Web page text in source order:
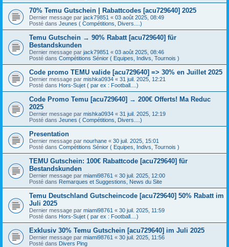
70% Temu Gutschein | Rabattcodes [acu729640] 2025
Dernier message par jack79851 « 03 août 2025, 08:49
Posté dans Jeunes ( Compétitions, Divers....)
Temu Gutschein → 90% Rabatt [acu729640] für
Bestandskunden
Dernier message par jack79851 « 03 août 2025, 08:46
Posté dans Compétitions Sénior ( Equipes, Indivs, Tournois )
Code promo TEMU valide [acu729640] => 30% en Juillet 2025
Dernier message par mishka0934 « 31 juil. 2025, 12:21
Posté dans Hors-Sujet ( par ex : Football....)
Code Promo Temu [acu729640] → 200€ Offerts! Ma Reduc
2025
Dernier message par mishka0934 « 31 juil. 2025, 12:19
Posté dans Jeunes ( Compétitions, Divers....)
Presentation
Dernier message par nourhane « 30 juil. 2025, 15:01
Posté dans Compétitions Sénior ( Equipes, Indivs, Tournois )
TEMU Gutschein: 100€ Rabattcode [acu729640] für
Bestandskunden
Dernier message par miami98761 « 30 juil. 2025, 12:00
Posté dans Remarques et Suggestions, News du Site
Temu Deutschland Gutscheincode [acu729640] 50% Rabatt im
Juli 2025
Dernier message par miami98761 « 30 juil. 2025, 11:59
Posté dans Hors-Sujet ( par ex : Football....)
Exklusiv 30% Temu Gutschein [acu729640] im Juli 2025
Dernier message par miami98761 « 30 juil. 2025, 11:56
Posté dans Divers Ping